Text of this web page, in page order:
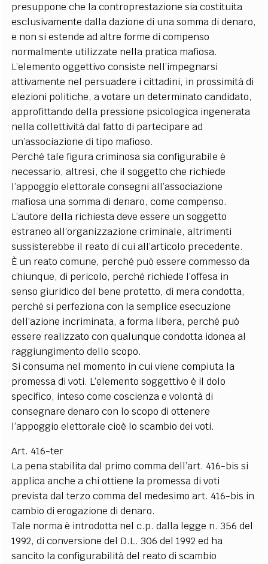
presuppone che la controprestazione sia costituita
esclusivamente dalla dazione di una somma di denaro,
e non si estende ad altre forme di compenso
normalmente utilizzate nella pratica mafiosa.
L’elemento oggettivo consiste nell’impegnarsi
attivamente nel persuadere i cittadini, in prossimità di
elezioni politiche, a votare un determinato candidato,
approfittando della pressione psicologica ingenerata
nella collettività dal fatto di partecipare ad
un’associazione di tipo mafioso.
Perché tale figura criminosa sia configurabile è
necessario, altresì, che il soggetto che richiede
l’appoggio elettorale consegni all’associazione
mafiosa una somma di denaro, come compenso.
L’autore della richiesta deve essere un soggetto
estraneo all’organizzazione criminale, altrimenti
sussisterebbe il reato di cui all’articolo precedente.
È un reato comune, perché può essere commesso da
chiunque, di pericolo, perché richiede l’offesa in
senso giuridico del bene protetto, di mera condotta,
perché si perfeziona con la semplice esecuzione
dell’azione incriminata, a forma libera, perché può
essere realizzato con qualunque condotta idonea al
raggiungimento dello scopo.
Si consuma nel momento in cui viene compiuta la
promessa di voti. L’elemento soggettivo è il dolo
specifico, inteso come coscienza e volontà di
consegnare denaro con lo scopo di ottenere
l’appoggio elettorale cioè lo scambio dei voti.
Art. 416-ter
La pena stabilita dal primo comma dell’art. 416-bis si
applica anche a chi ottiene la promessa di voti
prevista dal terzo comma del medesimo art. 416-bis in
cambio di erogazione di denaro.
Tale norma è introdotta nel c.p. dalla legge n. 356 del
1992, di conversione del D.L. 306 del 1992 ed ha
sancito la configurabilità del reato di scambio